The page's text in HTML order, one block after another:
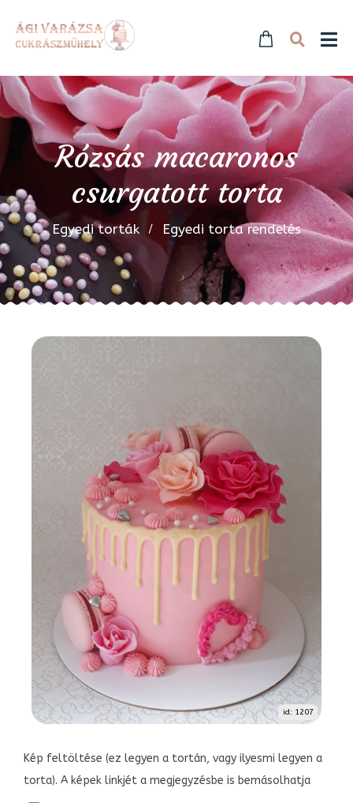
Rózsás macaronos
csurgatott torta
Egyedi torták Egyedi torta rendelés
id: 1207
Kép feltöltése (ez legyen a tortán, vagy ilyesmi legyen a
torta). A képek linkjét a megjegyzésbe is bemásolhatja